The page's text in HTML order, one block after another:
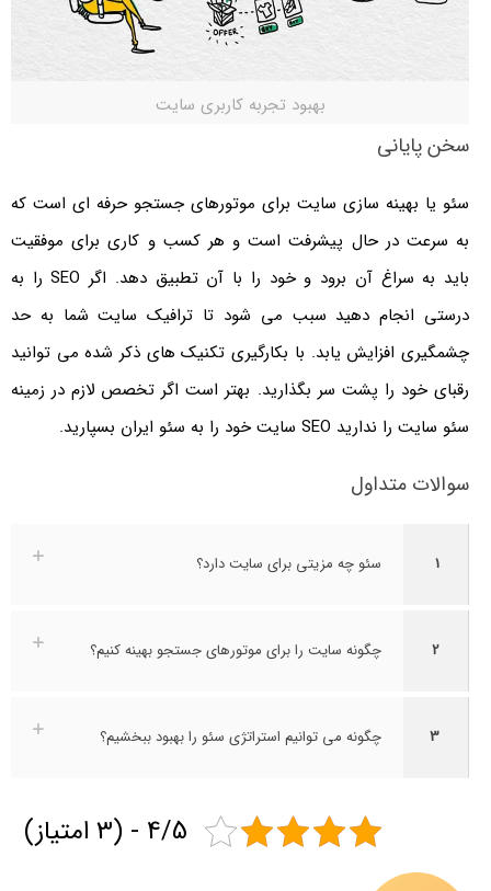
بهبود تجربه کاربری سایت
سخن پایانی
سئو یا بهینه سازی سایت برای موتورهای جستجو حرفه ای است که
به سرعت در حال پیشرفت است و هر کسب و کاری برای موفقیت
باید به سراغ آن برود و خود را با آن تطبیق دهد. اگر SEO را به
درستی انجام دهید سبب می شود تا ترافیک سایت شما به حد
چشمگیری افزایش یابد. با بکارگیری تکنیک های ذکر شده می توانید
رقبای خود را پشت سر بگذارید. بهتر است اگر تخصص لازم در زمینه
سئو سایت را ندارید SEO سایت خود را به سئو ایران بسپارید.
سوالات متداول
سئو چه مزیتی برای سایت دارد؟
2 چگونه سایت را برای موتورهای جستجو بهینه کنیم؟
3 چگونه می توانیم استراتژی سئو را بهبود ببخشیم؟
4/5 - (3 امتیاز)